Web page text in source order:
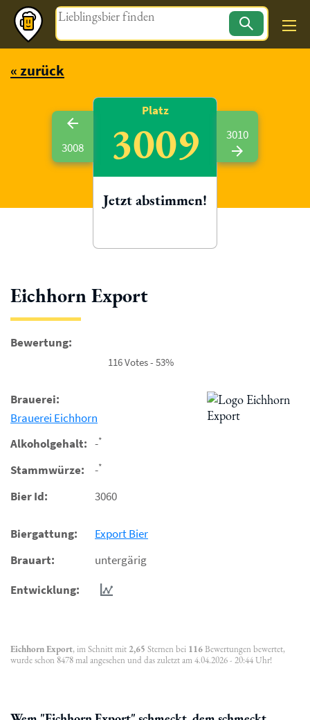
Magazin
« zurück
Eichhorn Export
Bewertung:
116 Votes - 53%
Brauerei:
Brauerei Eichhorn
Alkoholgehalt: -*
Stammwürze: -*
Bier Id: 3060
Biergattung:
Export Bier
Brauart:
untergärig
Entwicklung:
Eichhorn Export, im Schnitt mit 2,65 Sternen bei 116Bewertungen bewertet,
wurde schon 8478 mal angesehen und das zuletzt am 4.04.2026 - 20:44 Uhr!
3008
Platz
3009
Jetzt abstimmen!
3010